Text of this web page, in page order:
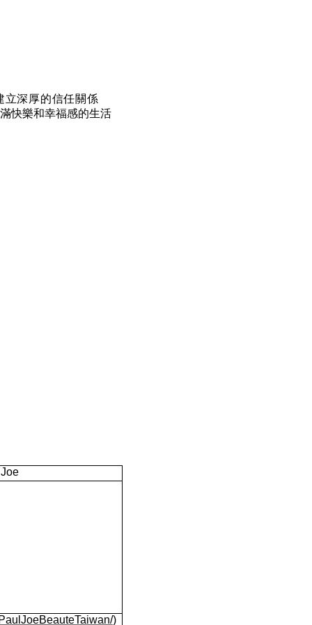
立深厚的信任關係
快樂和幸福感的生活
)